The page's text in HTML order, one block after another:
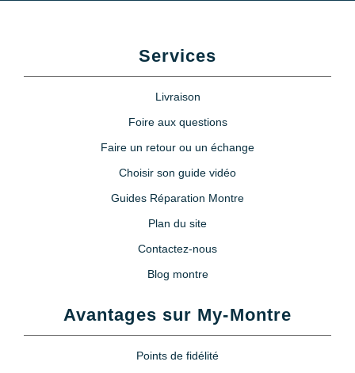
Services
Livraison
Foire aux questions
Faire un retour ou un échange
Choisir son guide vidéo
Guides Réparation Montre
Plan du site
Contactez-nous
Blog montre
Avantages sur My-Montre
Points de fidélité